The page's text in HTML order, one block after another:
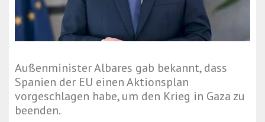
Außenminister Albares gab bekannt, dass
Spanien der EU einen Aktionsplan
vorgeschlagen habe, um den Krieg in Gaza zu
beenden.